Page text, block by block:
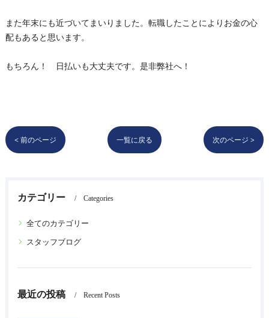
また年末にも近づいてまいりました。転職したことによりお金の心
配もあると思います。
もちろん！ 日払いも大丈夫です。是非弊社へ！
< 前のページ 一覧に戻る 次のページ >
カテゴリー Categories
全てのカテゴリー
スタッフブログ
最近の投稿 Recent Posts